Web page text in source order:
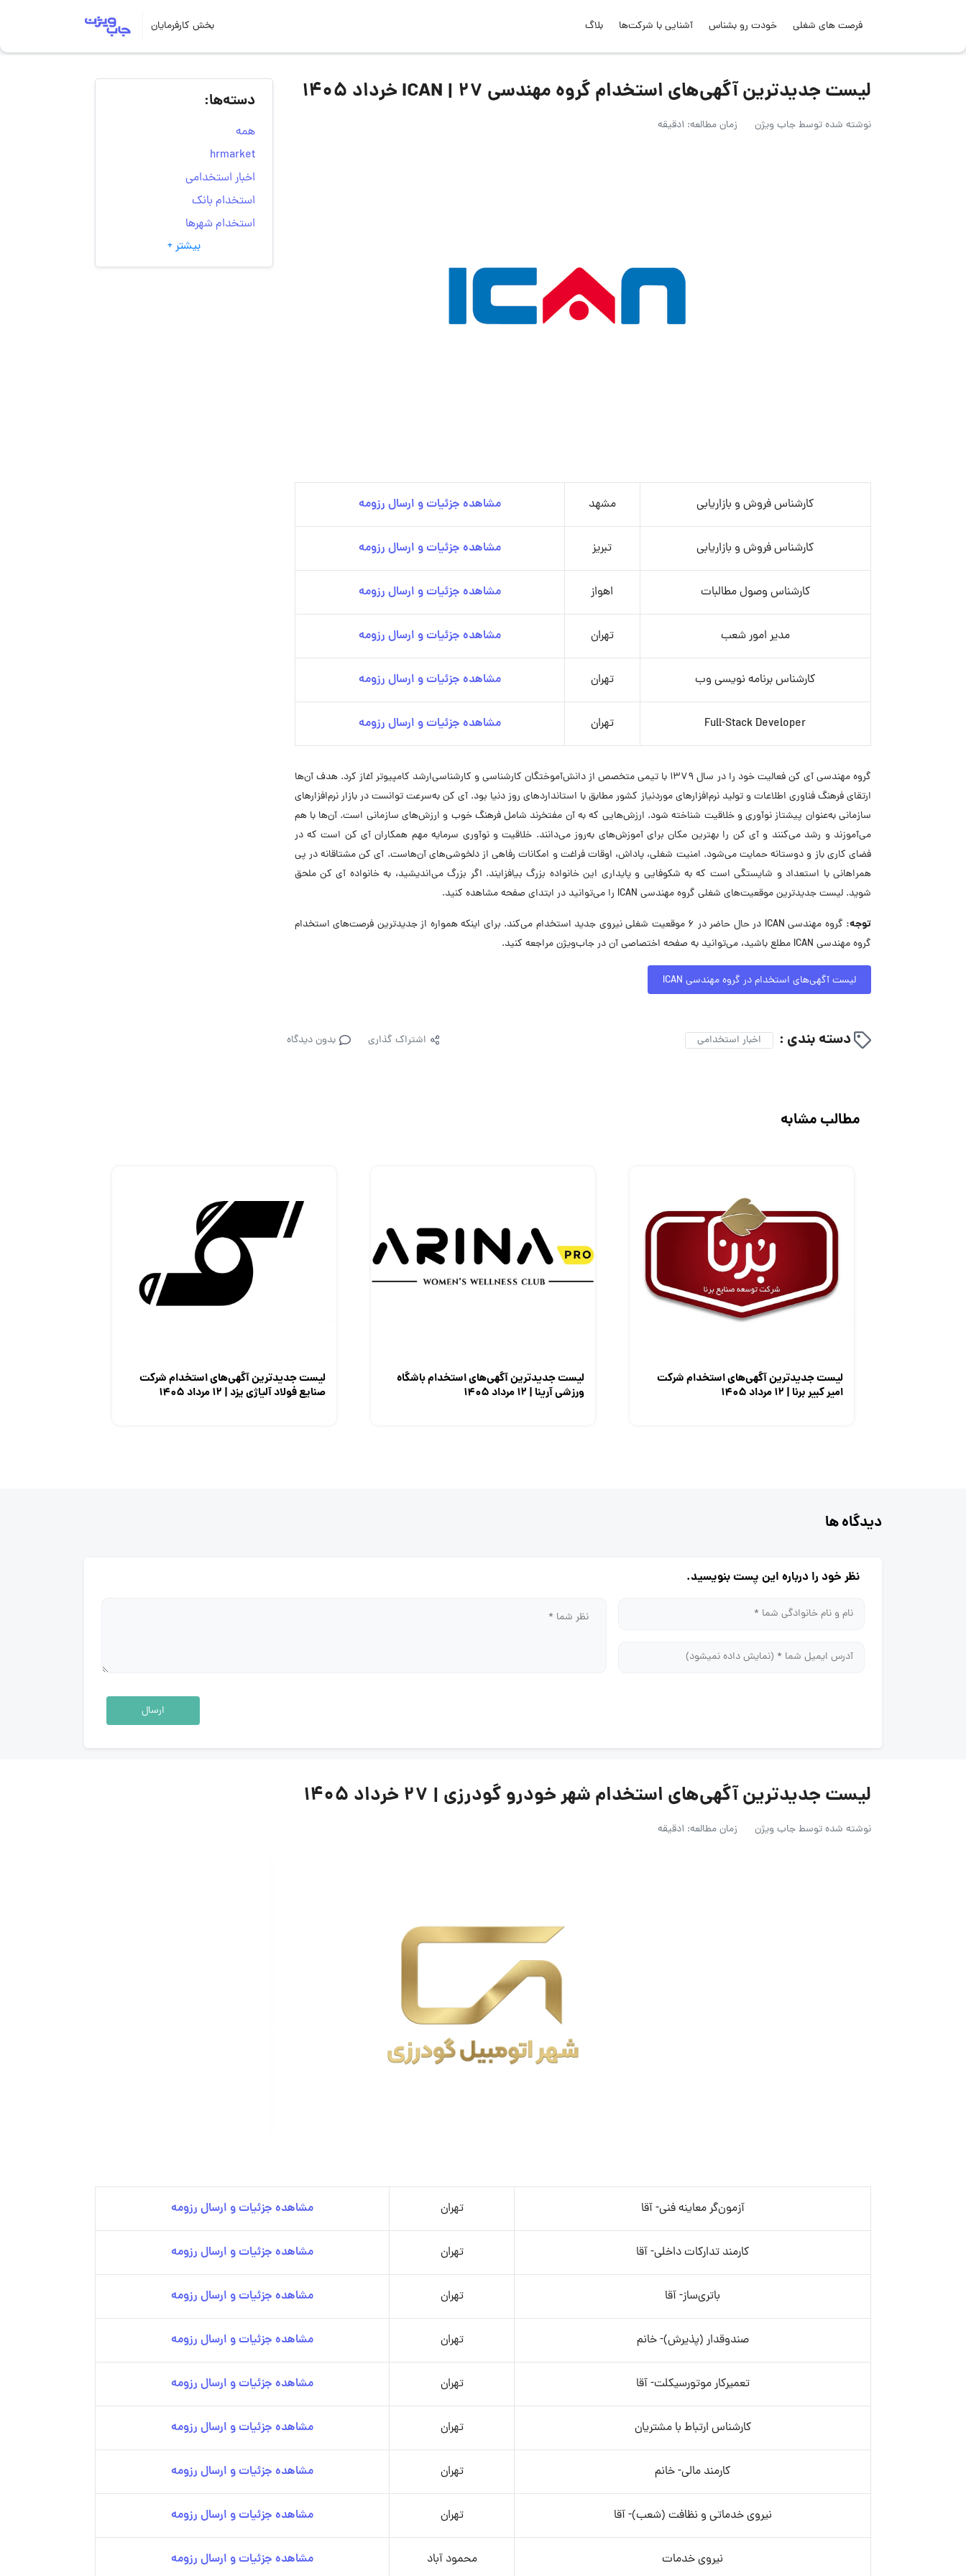
فرصت های شغلی خودت رو بشناس آشنایی با شرکت‌ها بلاگ بخش کارفرمایان
لیست جدیدترین آگهی‌های استخدام گروه مهندسی ICAN | ۲۷ خرداد ۱۴۰۵
نوشته شده توسطجاب ویژن زمان مطالعه: 1دقیقه
کارشناس فروش و بازاریابی مشهد مشاهده جزئیات و ارسال رزومه
کارشناس فروش و بازاریابی تبریز مشاهده جزئیات و ارسال رزومه
کارشناس وصول مطالبات اهواز مشاهده جزئیات و ارسال رزومه
مدیر امور شعب تهران مشاهده جزئیات و ارسال رزومه
کارشناس برنامه نویسی وب تهران مشاهده جزئیات و ارسال رزومه
Full-Stack Developer تهران مشاهده جزئیات و ارسال رزومه
گروه مهندسی آی‌ کن فعالیت خود را در سال ۱۳۷۹ با تیمی متخصص از دانش‌آموختگان کارشناسی و کارشناسی‌ارشد کامپیوتر آغاز کرد. هدف آن‌ها
ارتقای فرهنگ فناوری اطلاعات و تولید نرم‌افزارهای موردنیاز کشور مطابق با استانداردهای روز دنیا بود. آی‌ کن به‌سرعت توانست در بازار نرم‌افزارهای
سازمانی به‌عنوان پیشتاز نوآوری و خلاقیت شناخته شود. ارزش‌هایی که به آن مفتخرند شامل فرهنگ خوب و ارزش‌های سازمانی است. آن‌ها با هم
می‌آموزند و رشد می‌کنند و آی‌ کن را بهترین مکان برای آموزش‌های به‌روز می‌دانند. خلاقیت و نوآوری سرمایه مهم همکاران آی‌ کن است که در
فضای کاری باز و دوستانه حمایت می‌شود. امنیت شغلی، پاداش، اوقات فراغت و امکانات رفاهی از دلخوشی‌های آن‌هاست. آی‌ کن مشتاقانه در پی
همراهانی با استعداد و شایستگی است که به شکوفایی و پایداری این خانواده بزرگ بیافزایند. اگر بزرگ می‌اندیشید، به خانواده آی‌ کن ملحق
شوید. لیست جدیدترین موقعیت‌های شغلی گروه مهندسی ICAN را می‌توانید در ابتدای صفحه مشاهده کنید.
توجه:
گروه مهندسی ICAN در حال حاضر در ۶ موقعیت شغلی نیروی جدید استخدام می‌کند. برای اینکه همواره از جدیدترین فرصت‌های استخدام
گروه مهندسی ICAN مطلع باشید، می‌توانید به صفحه اختصاصی آن در جاب‌ویژن مراجعه کنید.
لیست آگهی‌های استخدام در گروه مهندسی ICAN
دسته بندی : اخبار استخدامی اشتراک گذاری بدون دیدگاه
دسته‌ها:
همه
hrmarket
اخبار استخدامی
استخدام بانک
استخدام شهرها
انتخاب مسیر شغلی
به‌روزرسانی‌های سایت
بیشتر +
مطالب مشابه
لیست جدیدترین آگهی‌های استخدام شرکت
امیر کبیر برنا | ۱۲ مرداد ۱۴۰۵
لیست جدیدترین آگهی‌های استخدام باشگاه
ورزشی آرینا | ۱۲ مرداد ۱۴۰۵
لیست جدیدترین آگهی‌های استخدام شرکت
صنایع فولاد آلیاژی یزد | ۱۲ مرداد ۱۴۰۵
دیدگاه ها
نظر خود را درباره این پست بنویسید.
ارسال
لیست جدیدترین آگهی‌های استخدام شهر خودرو گودرزی | ۲۷ خرداد ۱۴۰۵
نوشته شده توسطجاب ویژن زمان مطالعه: 1دقیقه
آزمون‌گر معاینه فنی- آقا تهران مشاهده جزئیات و ارسال رزومه
کارمند تدارکات داخلی- آقا تهران مشاهده جزئیات و ارسال رزومه
باتری‌ساز- آقا تهران مشاهده جزئیات و ارسال رزومه
صندوقدار (پذیرش)- خانم تهران مشاهده جزئیات و ارسال رزومه
تعمیرکار موتورسیکلت- آقا تهران مشاهده جزئیات و ارسال رزومه
کارشناس ارتباط با مشتریان تهران مشاهده جزئیات و ارسال رزومه
کارمند مالی- خانم تهران مشاهده جزئیات و ارسال رزومه
نیروی خدماتی و نظافت (شعب)- آقا تهران مشاهده جزئیات و ارسال رزومه
نیروی خدمات محمود آباد مشاهده جزئیات و ارسال رزومه